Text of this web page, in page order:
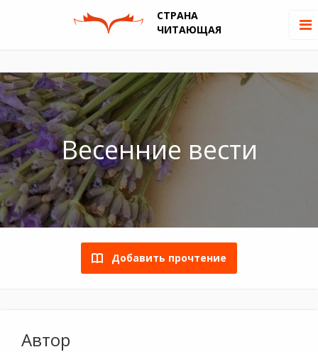
СТРАНА
ЧИТАЮЩАЯ
Весенние вести
Добавить прочтение
Автор